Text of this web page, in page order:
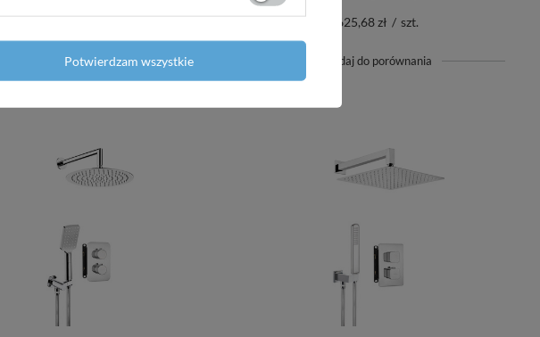
+ Dodaj do porównania
625,68 zł / szt.
+ Dodaj do porównania
Potwierdzam wszystkie